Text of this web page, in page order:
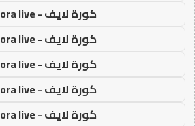
كورة لايف - koora live
كورة لايف - koora live
كورة لايف - koora live
كورة لايف - koora live
كورة لايف - koora live